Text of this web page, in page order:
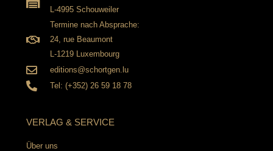
L-4995 Schouweiler
Termine nach Absprache:
24, rue Beaumont
L-1219 Luxembourg
editions@schortgen.lu
Tel: (+352) 26 59 18 78
VERLAG & SERVICE
Über uns